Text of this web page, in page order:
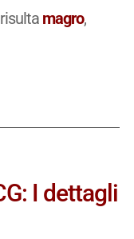
magro,
I dettagli